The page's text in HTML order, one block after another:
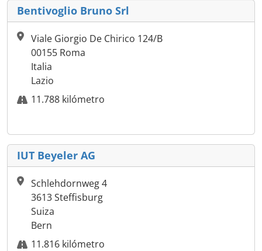
Bentivoglio Bruno Srl
Viale Giorgio De Chirico 124/B
00155 Roma
Italia
Lazio
11.788 kilómetro
IUT Beyeler AG
Schlehdornweg 4
3613 Steffisburg
Suiza
Bern
11.816 kilómetro